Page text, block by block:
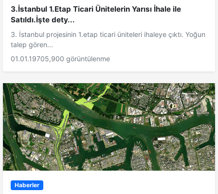
3.İstanbul 1.Etap Ticari Ünitelerin Yarısı İhale ile
Satıldı.İşte dety...
3. İstanbul projesinin 1.etap ticari üniteleri ihaleye çıktı. Yoğun
talep gören...
01.01.19705,900 görüntülenme
Haberler